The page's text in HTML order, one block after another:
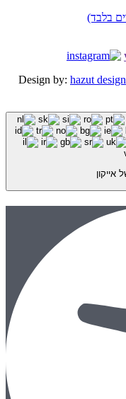
Design by: hazut design